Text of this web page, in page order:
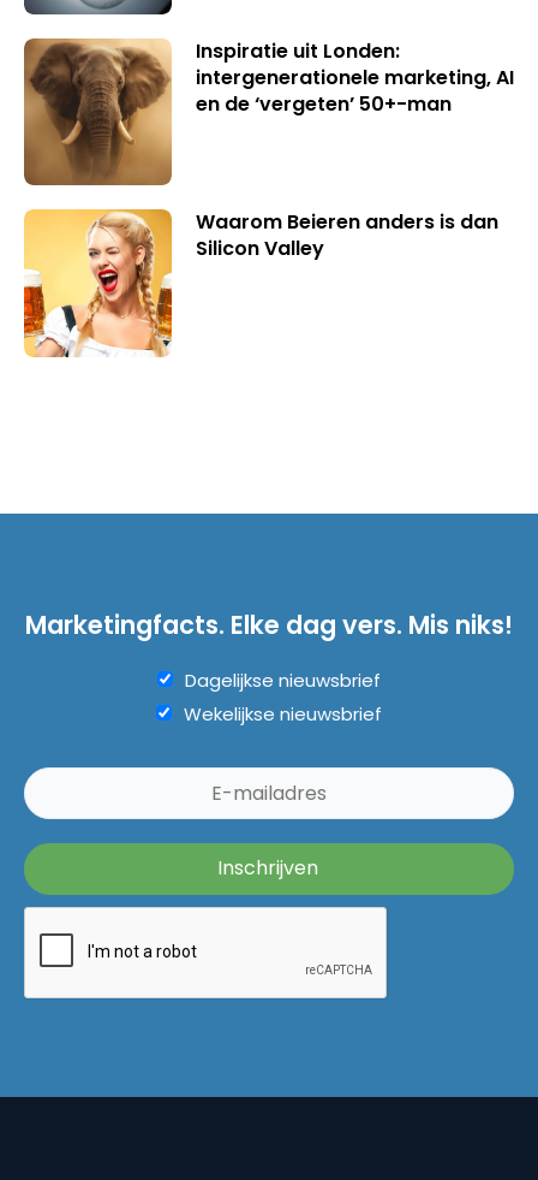
Inspiratie uit Londen:
intergenerationele marketing, AI
en de ‘vergeten’ 50+-man
Waarom Beieren anders is dan
Silicon Valley
Marketingfacts. Elke dag vers. Mis niks!
Dagelijkse nieuwsbrief
Wekelijkse nieuwsbrief